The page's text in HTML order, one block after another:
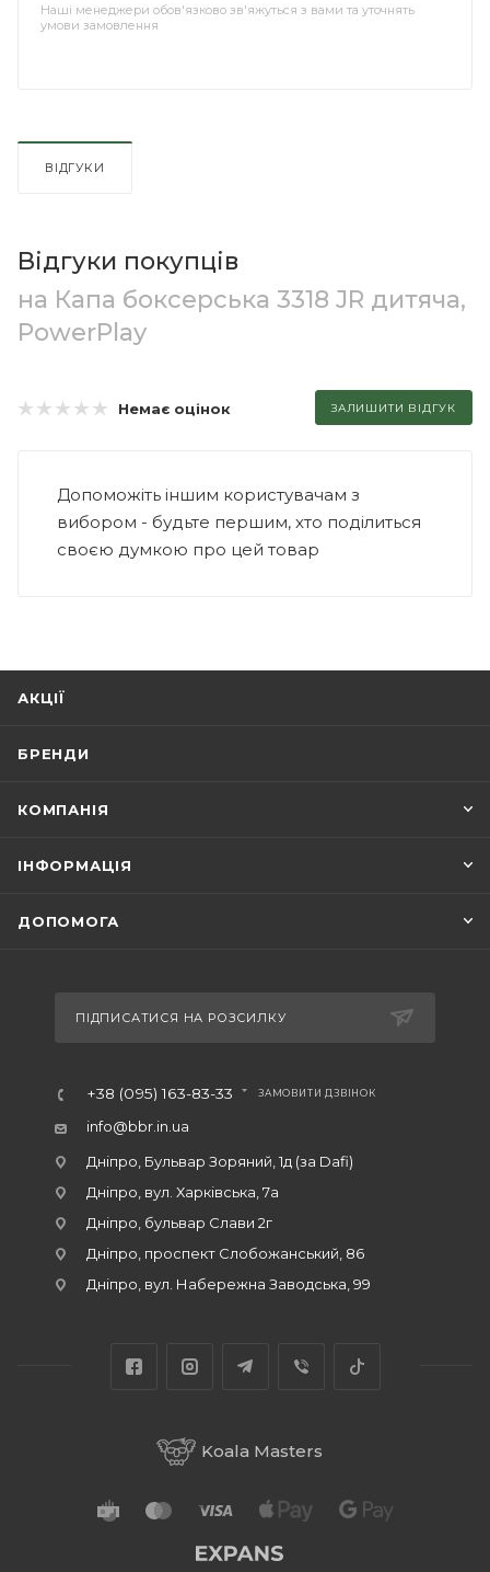
Наші менеджери обов'язково зв'яжуться з вами та уточнять
умови замовлення
ВІДГУКИ
Відгуки покупців
на Капа боксерська 3318 JR дитяча,
PowerPlay
Немає оцінок ЗАЛИШИТИ ВІДГУК
Допоможіть іншим користувачам з
вибором - будьте першим, хто поділиться
своєю думкою про цей товар
АКЦІЇ
БРЕНДИ
КОМПАНІЯ
ІНФОРМАЦІЯ
ДОПОМОГА
ПІДПИСАТИСЯ НА РОЗСИЛКУ
+38 (095) 163-83-33 ЗАМОВИТИ ДЗВІНОК
info@bbr.in.ua
Дніпро, Бульвар Зоряний, 1д (за Dafi)
Дніпро, вул. Харківська, 7а
Дніпро, бульвар Слави 2г
Дніпро, проспект Слобожанський, 86
Дніпро, вул. Набережна Заводська, 99
Koala Masters